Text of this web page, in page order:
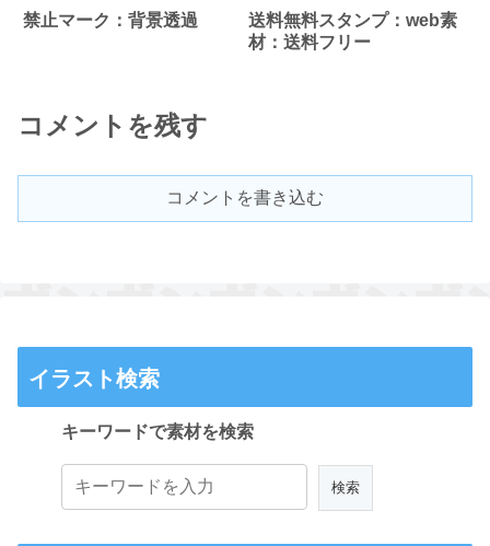
禁止マーク：背景透過
送料無料スタンプ：web素
材：送料フリー
コメントを残す
コメントを書き込む
イラスト検索
キーワードで素材を検索